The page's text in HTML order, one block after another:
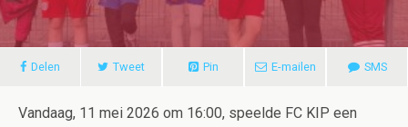
Delen Tweet Pin E-mailen SMS
Vandaag, 11 mei 2026 om 16:00, speelde FC KIP een